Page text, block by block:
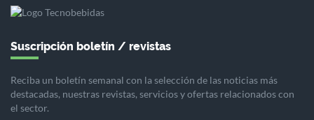
Suscripción boletín / revistas
Reciba un boletín semanal con la selección de las noticias más
destacadas, nuestras revistas, servicios y ofertas relacionados con
el sector.